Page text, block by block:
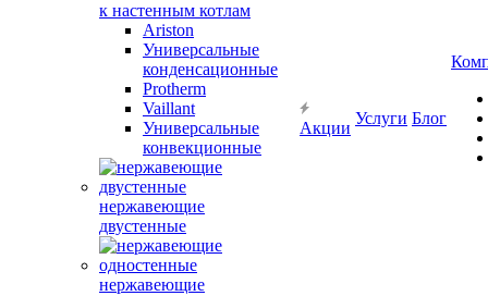
к настенным котлам
Ariston
Универсальные
конденсационные
Protherm
Vaillant
Универсальные
конвекционные
нержавеющие
двустенные
нержавеющие
Акции
Услуги Блог